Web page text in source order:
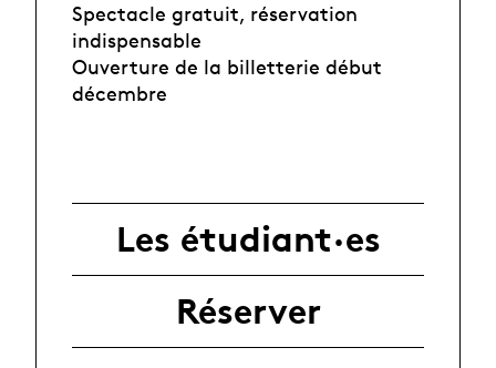
Spectacle gratuit, réservation
indispensable
Ouverture de la billetterie début
décembre
Les étudiant·es
Réserver